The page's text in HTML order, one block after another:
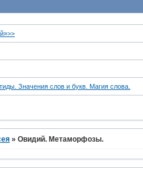
Значения слов и букв. Магия слова.
»Овидий. Метаморфозы.